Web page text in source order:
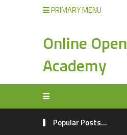
PRIMARY MENU
Online Open
Academy
Popular Posts...